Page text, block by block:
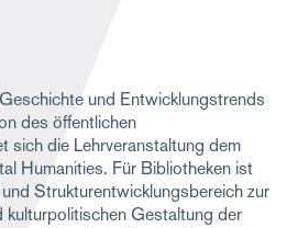
und Entwicklungstrends
des öffentlichen
sich die Lehrveranstaltung dem
Humanities. Für Bibliotheken ist
Strukturentwicklungsbereich zur
kulturpolitischen Gestaltung der